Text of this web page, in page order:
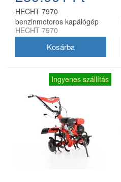
HECHT 7970
benzinmotoros kapálógép
110 cm munkaszélességgel
HECHT 7970
Ingyenes szállítás